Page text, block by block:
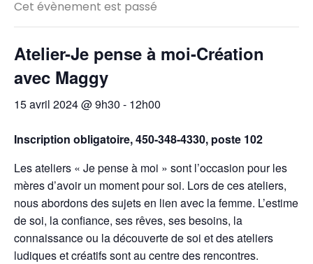
Cet évènement est passé
Atelier-Je pense à moi-Création
avec Maggy
15 avril 2024 @ 9h30 - 12h00
Inscription obligatoire, 450-348-4330, poste 102
Les ateliers « Je pense à moi » sont l’occasion pour les
mères d’avoir un moment pour soi. Lors de ces ateliers,
nous abordons des sujets en lien avec la femme. L’estime
de soi, la confiance, ses rêves, ses besoins, la
connaissance ou la découverte de soi et des ateliers
ludiques et créatifs sont au centre des rencontres.